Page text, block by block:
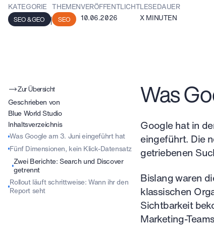
KATEGORIE
SEO & GEO
THEMEN
SEO
VERÖFFENTLICHT
10.06.2026
LESEDAUER
XMINUTEN
Zur Übersicht
Geschrieben von
Blue World Studio
Inhaltsverzeichnis
Was Google am 3. Juni eingeführt hat
Fünf Dimensionen, kein Klick-Datensatz
Zwei Berichte: Search und Discover
getrennt
Rollout läuft schrittweise: Wann ihr den
Report seht
Was
Google hat in
eingeführt. Die
getriebenen
Bislang waren
klassischen
Sichtbarkeit
Marketing-